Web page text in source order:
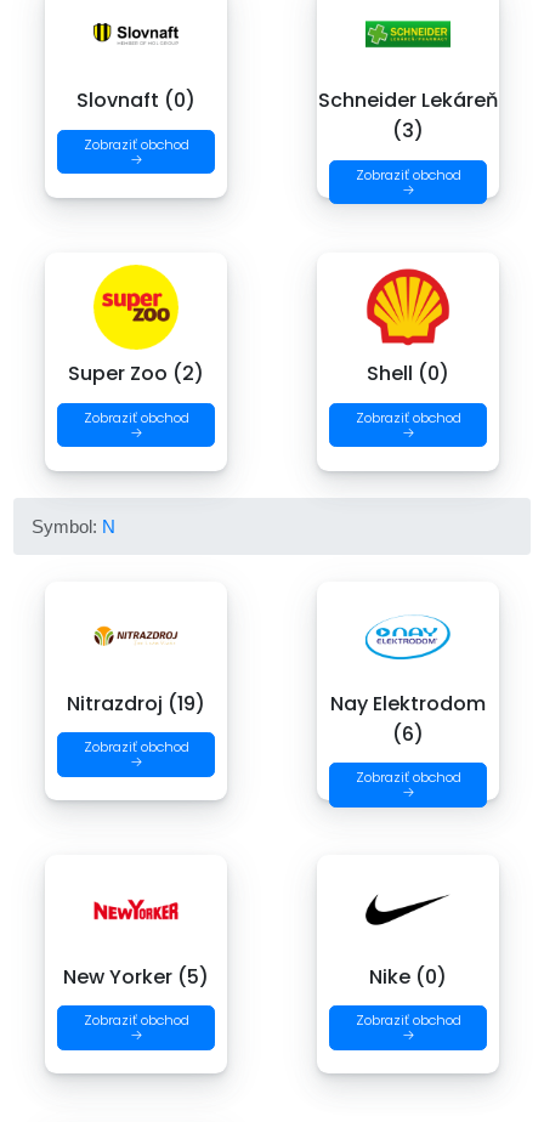
Slovnaft (0)
Zobraziť obchod
→
Schneider Lekáreň
(3)
Zobraziť obchod
→
Super Zoo (2)
Zobraziť obchod
→
Shell (0)
Zobraziť obchod
→
Symbol: N
Nitrazdroj (19)
Zobraziť obchod
→
Nay Elektrodom
(6)
Zobraziť obchod
→
New Yorker (5)
Zobraziť obchod
→
Nike (0)
Zobraziť obchod
→